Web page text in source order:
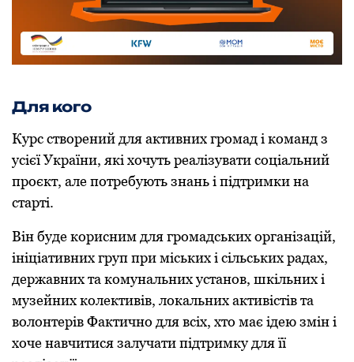
Для кого
Курс створений для активних громад і команд з
усієї України, які хочуть реалізувати соціальний
проєкт, але потребують знань і підтримки на
старті.
Він буде корисним для громадських організацій,
ініціативних груп при міських і сільських радах,
державних та комунальних установ, шкільних і
музейних колективів, локальних активістів та
волонтерів Фактично для всіх, хто має ідею змін і
хоче навчитися залучати підтримку для її